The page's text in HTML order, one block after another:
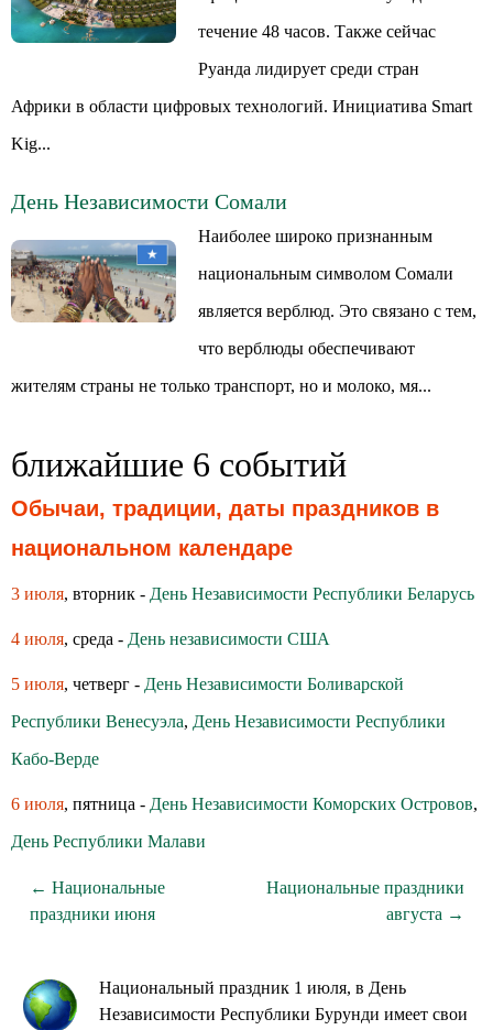
течение 48 часов. Также сейчас
Руанда лидирует среди стран
Африки в области цифровых технологий. Инициатива Smart
Kig...
День Независимости Сомали
Наиболее широко признанным
национальным символом Сомали
является верблюд. Это связано с тем,
что верблюды обеспечивают
жителям страны не только транспорт, но и молоко, мя...
ближайшие 6 событий
Обычаи, традиции, даты праздников в
национальном календаре
3 июля, вторник - День Независимости Республики Беларусь
4 июля, среда - День независимости США
5 июля, четверг - День Независимости Боливарской
Республики Венесуэла, День Независимости Республики
Кабо-Верде
6 июля, пятница - День Независимости Коморских Островов,
День Республики Малави
← Национальные
праздники июня
Национальные праздники
августа →
Национальный праздник 1 июля, в День
Независимости Республики Бурунди имеет свои